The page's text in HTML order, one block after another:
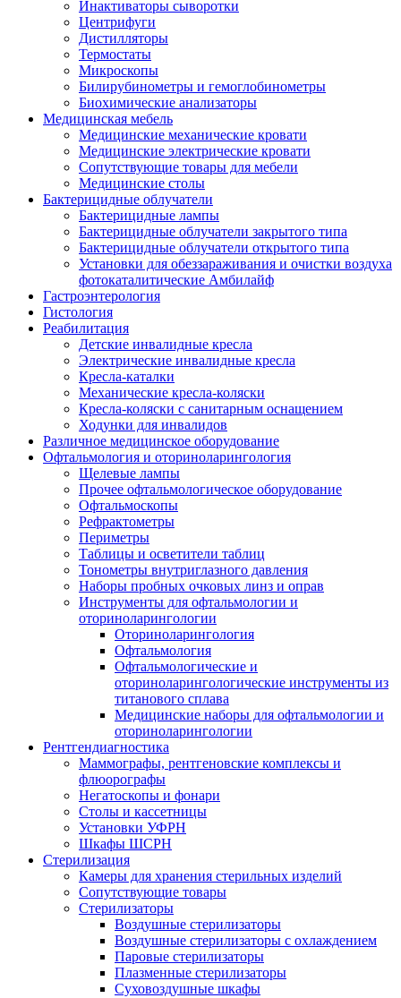
Инактиваторы сыворотки
Центрифуги
Дистилляторы
Термостаты
Микроскопы
Билирубинометры и гемоглобинометры
Биохимические анализаторы
Медицинская мебель
Медицинские механические кровати
Медицинские электрические кровати
Сопутствующие товары для мебели
Медицинские столы
Бактерицидные облучатели
Бактерицидные лампы
Бактерицидные облучатели закрытого типа
Бактерицидные облучатели открытого типа
Установки для обеззараживания и очистки воздуха
фотокаталитические Амбилайф
Гастроэнтерология
Гистология
Реабилитация
Детские инвалидные кресла
Электрические инвалидные кресла
Кресла-каталки
Механические кресла-коляски
Кресла-коляски с санитарным оснащением
Ходунки для инвалидов
Различное медицинское оборудование
Офтальмология и оториноларингология
Щелевые лампы
Прочее офтальмологическое оборудование
Офтальмоскопы
Рефрактометры
Периметры
Таблицы и осветители таблиц
Тонометры внутриглазного давления
Наборы пробных очковых линз и оправ
Инструменты для офтальмологии и
оториноларингологии
Оториноларингология
Офтальмология
Офтальмологические и
оториноларингологические инструменты из
титанового сплава
Медицинские наборы для офтальмологии и
оториноларингологии
Рентгендиагностика
Маммографы, рентгеновские комплексы и
флюорографы
Негатоскопы и фонари
Столы и кассетницы
Установки УФРН
Шкафы ШСРН
Стерилизация
Камеры для хранения стерильных изделий
Сопутствующие товары
Стерилизаторы
Воздушные стерилизаторы
Воздушные стерилизаторы с охлаждением
Паровые стерилизаторы
Плазменные стерилизаторы
Суховоздушные шкафы